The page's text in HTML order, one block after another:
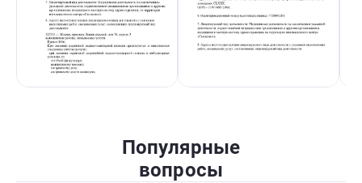
Популярные
вопросы